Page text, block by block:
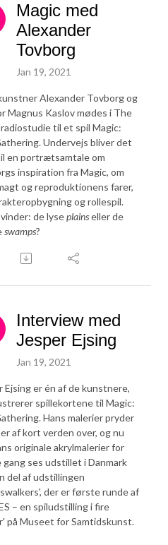
Magic med
Alexander
Tovborg
Jan 19, 2021
Alexander Tovborg og
Magnus Kaslov mødes i The
til et spil Magic:
Undervejs bliver det
en portrætsamtale om
inspiration fra Magic, om
og reproduktionens farer,
og rollespil.
de lyseplainseller de
swamps?
Interview med
Jesper Ejsing
Jan 19, 2021
Ejsing er én af de kunstnere,
spillekortene til Magic:
Hans malerier pryder
af kort verden over, og nu
originale akrylmalerier for
ses udstillet i Danmark
del af udstillingen
der er første runde af
– en spiludstilling i fire
på Museet for Samtidskunst.